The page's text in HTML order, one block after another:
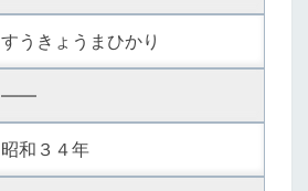
すうきょうまひかり
――
昭和３４年